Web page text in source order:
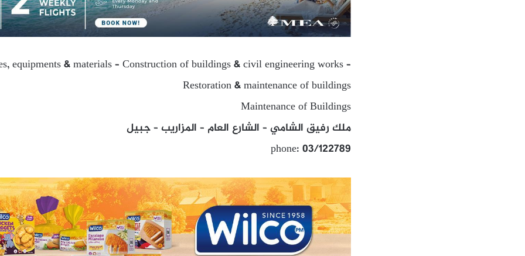
equipments & materials – Construction of buildings & civil engineering works –
Restoration & maintenance of buildings
Maintenance of Buildings
ملك رفيق الشامي – الشارع العام – المزاريب – جبيل
phone: 03/122789